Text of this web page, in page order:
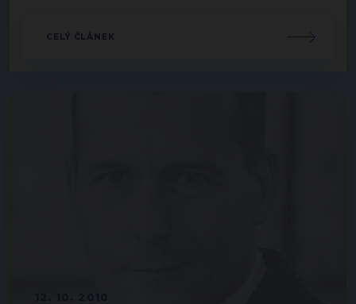
CELÝ ČLÁNEK